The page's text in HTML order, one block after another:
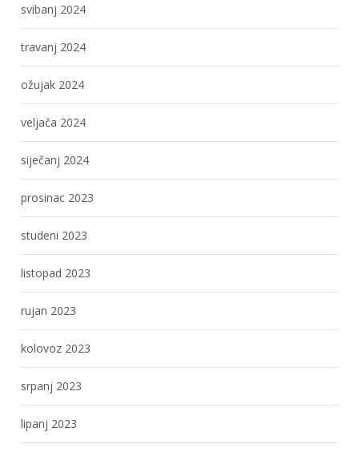
svibanj 2024
travanj 2024
ožujak 2024
veljača 2024
siječanj 2024
prosinac 2023
studeni 2023
listopad 2023
rujan 2023
kolovoz 2023
srpanj 2023
lipanj 2023